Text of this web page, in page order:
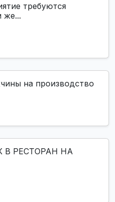
требуются
же...
на производство
В РЕСТОРАН НА